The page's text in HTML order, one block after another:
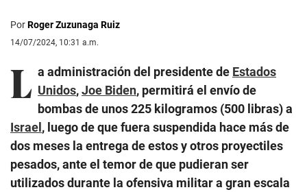
PorRoger Zuzunaga Ruiz
14/07/2024, 10:31 a.m.
L a administración del presidente de Estados
Unidos,Joe Biden, permitirá el envío de
bombas de unos 225 kilogramos (500 libras) a
Israel, luego de que fuera suspendida hace más de
dos meses la entrega de estos y otros proyectiles
pesados, ante el temor de que pudieran ser
utilizados durante la ofensiva militar a gran escala